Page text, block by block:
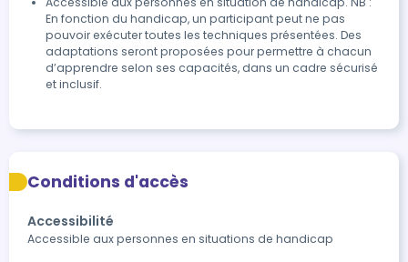
En fonction du handicap, un participant peut ne pas
pouvoir exécuter toutes les techniques présentées. Des
adaptations seront proposées pour permettre à chacun
d’apprendre selon ses capacités, dans un cadre sécurisé
et inclusif.
Conditions d'accès
Accessibilité
Accessible aux personnes en situations de handicap